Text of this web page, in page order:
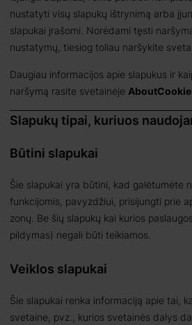
nustatyti visų slapukų ištrynimą arba
slapukai įrašomi. Norėdami tęsti
nustatymų, tiesiog toliau naršykite
Daugiau informacijos apie slapukus ir
naršymą rasite svetainėje
Slapukų tipai, kuriuos
Būtini slapukai
Šie slapukai yra būtini, kad galėtumėte
funkcijomis, pavyzdžiui, prisijungti prie
zonų. Be šių slapukų kai kurios
pildymas) negali būti teikiamos.
Veiklos slapukai
Šie slapukai renka informaciją apie tai,
svetaine, pvz., kurios svetainės dalys